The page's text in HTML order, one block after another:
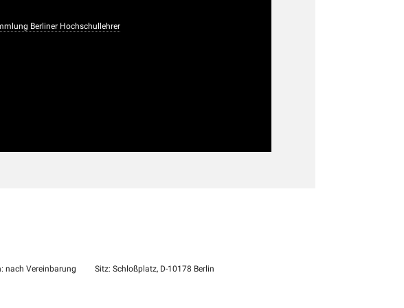
Berliner Hochschullehrer
nach Vereinbarung Sitz: Schloßplatz, D-10178 Berlin